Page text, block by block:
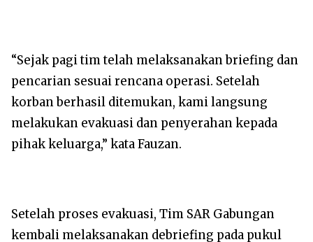
“Sejak pagi tim telah melaksanakan briefing dan
pencarian sesuai rencana operasi. Setelah
korban berhasil ditemukan, kami langsung
melakukan evakuasi dan penyerahan kepada
pihak keluarga,” kata Fauzan.
Setelah proses evakuasi, Tim SAR Gabungan
kembali melaksanakan debriefing pada pukul